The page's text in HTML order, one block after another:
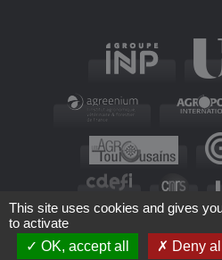
This site uses cookies and gives
to activate
OK, accept all
Deny